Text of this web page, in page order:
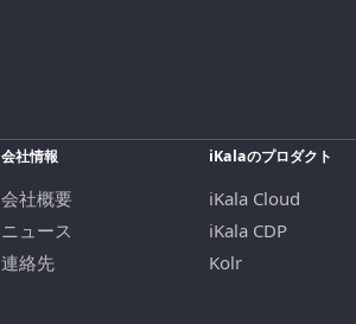
会社情報
会社概要
ニュース
連絡先
iKalaのプロダクト
iKala Cloud
iKala CDP
Kolr